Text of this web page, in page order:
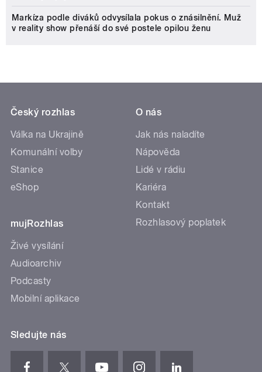
Markíza podle diváků odvysílala pokus o znásilnění. Muž
v reality show přenáší do své postele opilou ženu
Český rozhlas
Válka na Ukrajině
Komunální volby
Stanice
eShop
mujRozhlas
Živé vysílání
Audioarchiv
Podcasty
Mobilní aplikace
O nás
Jak nás naladíte
Nápověda
Lidé v rádiu
Kariéra
Kontakt
Rozhlasový poplatek
Sledujte nás